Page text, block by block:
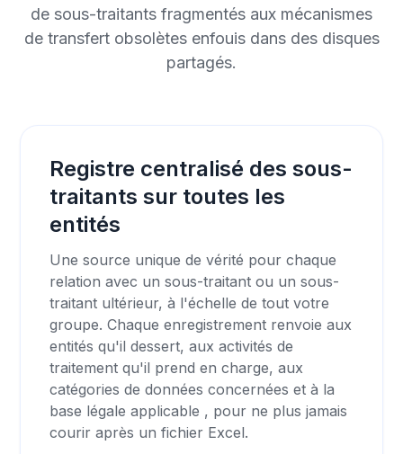
de sous-traitants fragmentés aux mécanismes
de transfert obsolètes enfouis dans des disques
partagés.
Registre centralisé des sous-
traitants sur toutes les
entités
Une source unique de vérité pour chaque
relation avec un sous-traitant ou un sous-
traitant ultérieur, à l'échelle de tout votre
groupe. Chaque enregistrement renvoie aux
entités qu'il dessert, aux activités de
traitement qu'il prend en charge, aux
catégories de données concernées et à la
base légale applicable , pour ne plus jamais
courir après un fichier Excel.